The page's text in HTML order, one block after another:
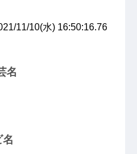
11/10(水) 16:50:16.76
名